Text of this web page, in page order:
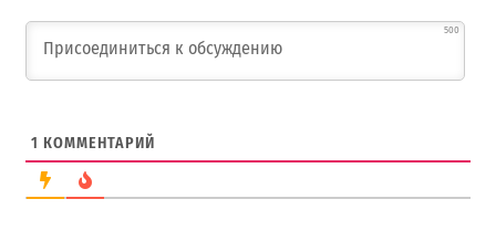
500
1 КОММЕНТАРИЙ